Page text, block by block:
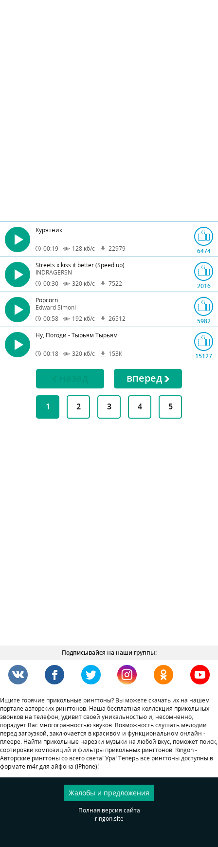
Курятник
00:19 128 кб/с 22979
6474
Streets x kiss it better (Speed up)
INDRAGERSN
00:30
320 кб/с 7522
2016
Popcorn
Edward Simoni
00:58
192 кб/с 26512
5982
Ну, Погоди - Тырьям Тырьям
00:18 320 кб/с 153К 15127
вперед
1 2 3 4 5
Подписывайся на наши группы:
Ищите горячие прикольные рингтоны? Вы можете скачать их на нашем
портале авторских рингтонов. Наша бесплатная коллекция прикольных
звонков на телефон, удивит своей уникальностью и, несомненно,
порадует Вас многогранностью звуков. Возможность слушать мелодии
перед загрузкой, заключается в красивом и функциональном онлайн -
плеере. Найти прикольные нарезки музыки на любой вкус, поможет поиск,
сортировки композиций и фильтры прикольных рингтонов. Ringon -
Авторские рингтоны со всего света! Ура! Теперь все рингтоны доступны в
формате m4r для айфона (iPhone)!
Жалобы и предложения
Полная версия сайта
ringon.site